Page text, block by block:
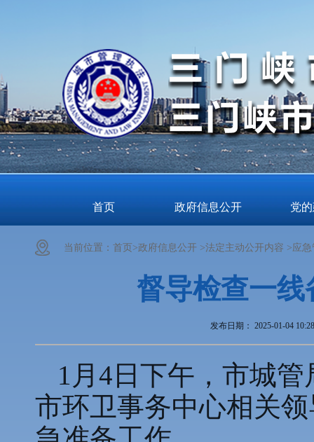
首页 政府信息公开 党
当前位置： 首页>政府信息公开 >法定主动公开内容 >应
督导检查一
发布日期： 2025-01-04 10:28
1月4日下午，市城
市环卫事务中心相关